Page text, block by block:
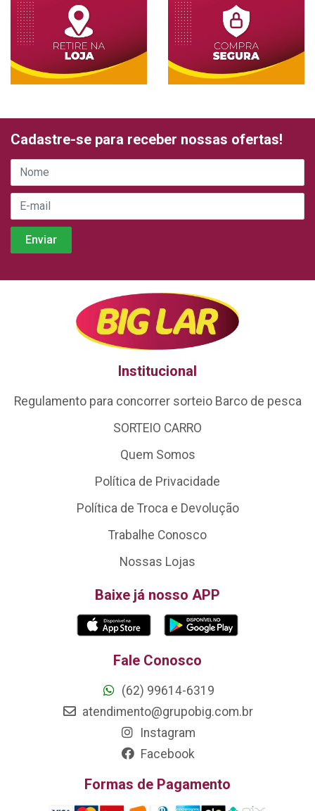
Cadastre-se para receber nossas ofertas!
Institucional
Regulamento para concorrer sorteio Barco de pesca
SORTEIO CARRO
Quem Somos
Política de Privacidade
Política de Troca e Devolução
Trabalhe Conosco
Nossas Lojas
Baixe já nosso APP
Fale Conosco
(62) 99614-6319
atendimento@grupobig.com.br
Instagram
Facebook
Formas de Pagamento